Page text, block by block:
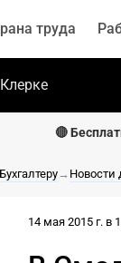
труда
🔴
Бухгалтеру→ Новости
14 мая 2015 г. в